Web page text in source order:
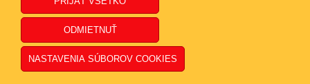
DIČ 2020513880
IČ DPH SK2020513880
© 2023 PAPYRUS POPRAD s.r.o., Všetky práva vyhradené.